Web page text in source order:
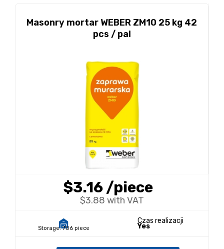
Masonry mortar WEBER ZM10 25 kg 42
pcs / pal
$3.16/piece
$3.88 with VAT
Storage: 706 piece
Czas realizacji
Yes